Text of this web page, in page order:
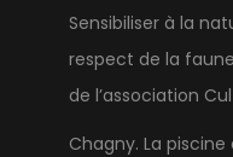
Sensibiliser à la
respect de la
de l’association
Chagny. La